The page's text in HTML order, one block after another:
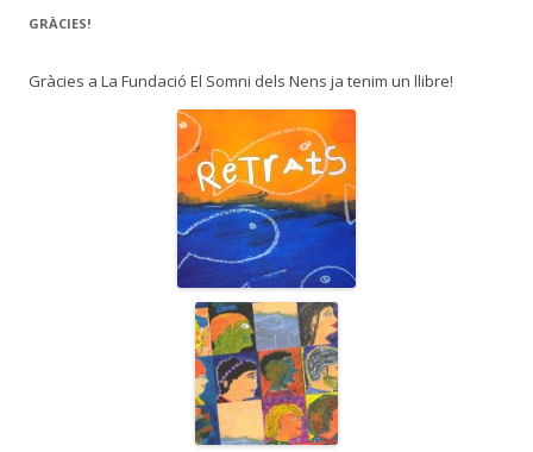
GRÀCIES!
Gràcies a La Fundació El Somni dels Nens ja tenim un llibre!